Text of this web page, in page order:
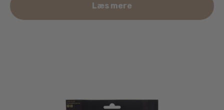
Læs mere